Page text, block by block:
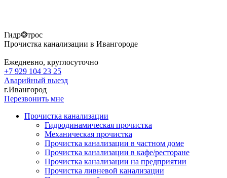
Гидр❂трос
Прочистка канализации в Ивангороде
Ежедневно, круглосуточно
+7 929 104 23 25
Аварийный выезд
г.Ивангород
Перезвонить мне
Прочистка канализации
Гидродинамическая прочистка
Механическая прочистка
Прочистка канализации в частном доме
Прочистка канализации в кафе/ресторане
Прочистка канализации на предприятии
Прочистка ливневой канализации